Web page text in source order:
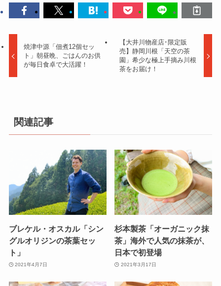
焼津中源「佃煮12個セッ
ト」朝昼晩、ごはんのお供
が毎日食卓で大活躍！
【大井川物産店･限定販
売】静岡川根「天空の茶
園」希少な極上手摘み川根
茶をお届け！
関連記事
ブレケル・オスカル「シン
グルオリジンの茶葉セッ
ト」
2021年4月7日
杉本製茶「オーガニック抹
茶」海外で人気の抹茶が、
日本で初登場
2021年3月17日